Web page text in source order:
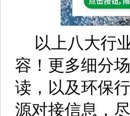
以上八大行
容！更多细分
读，以及环保
源对接信息，